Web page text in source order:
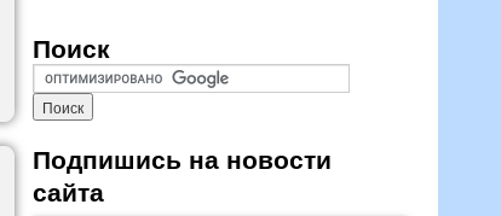
Поиск
Подпишись на новости
сайта